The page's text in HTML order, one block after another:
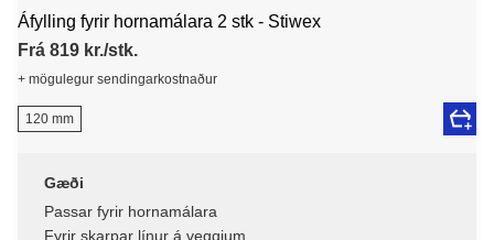
Áfylling fyrir hornamálara 2 stk - Stiwex
Frá 819 kr./stk.
+ mögulegur sendingarkostnaður
120 mm
Gæði
Passar fyrir hornamálara
Fyrir skarpar línur á veggjum